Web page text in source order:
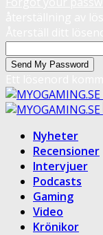
Nyheter
Recensioner
Intervjuer
Podcasts
Gaming
Video
Krönikor